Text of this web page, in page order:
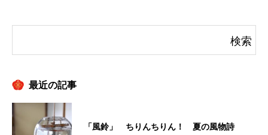
最近の記事
「風鈴」 ちりんちりん！ 夏の風物詩